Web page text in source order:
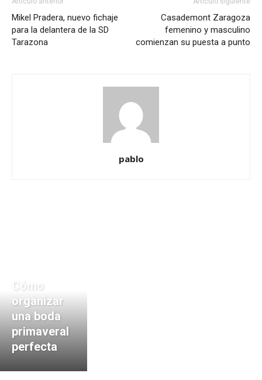
Mikel Pradera, nuevo fichaje
para la delantera de la SD
Tarazona
Casademont Zaragoza
femenino y masculino
comienzan su puesta a punto
pablo
Cómo
organizar
una boda
primaveral
perfecta